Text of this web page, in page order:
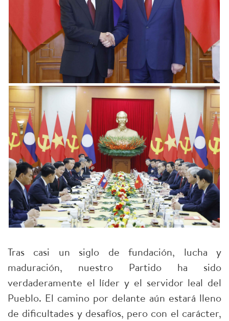
Tras casi un siglo de fundación, lucha y
maduración, nuestro Partido ha sido
verdaderamente el líder y el servidor leal del
Pueblo. El camino por delante aún estará lleno
de dificultades y desafíos, pero con el carácter,